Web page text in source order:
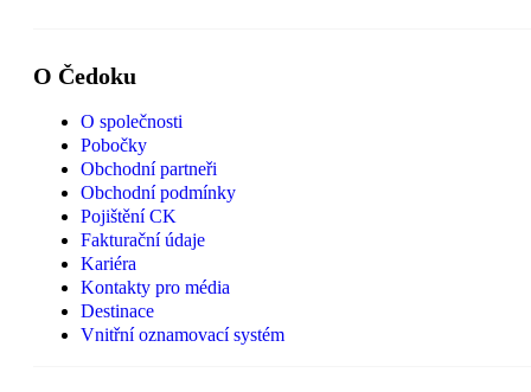
O Čedoku
O společnosti
Pobočky
Obchodní partneři
Obchodní podmínky
Pojištění CK
Fakturační údaje
Kariéra
Kontakty pro média
Destinace
Vnitřní oznamovací systém